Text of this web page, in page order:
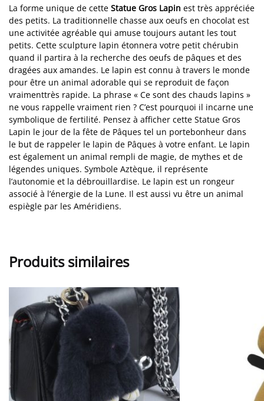
La forme unique de cette Statue Gros Lapin est très appréciée
des petits. La traditionnelle chasse aux oeufs en chocolat est
une activitée agréable qui amuse toujours autant les tout
petits. Cette sculpture lapin étonnera votre petit chérubin
quand il partira à la recherche des oeufs de pâques et des
dragées aux amandes. Le lapin est connu à travers le monde
pour être un animal adorable qui se reproduit de façon
vraimenttrès rapide. La phrase « Ce sont des chauds lapins »
ne vous rappelle vraiment rien ? C’est pourquoi il incarne une
symbolique de fertilité. Pensez à afficher cette Statue Gros
Lapin le jour de la fête de Pâques tel un portebonheur dans
le but de rappeler le lapin de Pâques à votre enfant. Le lapin
est également un animal rempli de magie, de mythes et de
légendes uniques. Symbole Aztèque, il représente
l’autonomie et la débrouillardise. Le lapin est un rongeur
associé à l’énergie de la Lune. Il est aussi vu être un animal
espiègle par les Améridiens.
Produits similaires